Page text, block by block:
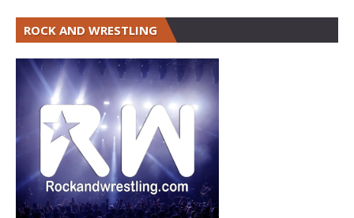
ROCK AND WRESTLING